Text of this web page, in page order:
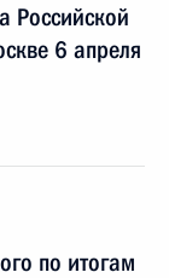
Российской
6 апреля
по итогам